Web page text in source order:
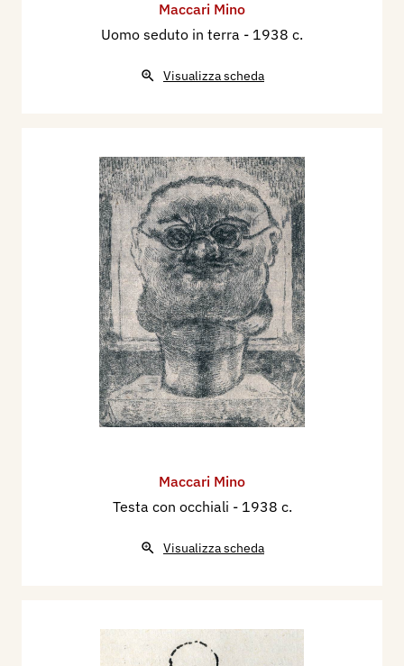
Maccari Mino
Uomo seduto in terra - 1938 c.
Visualizza scheda
Maccari Mino
Testa con occhiali - 1938 c.
Visualizza scheda